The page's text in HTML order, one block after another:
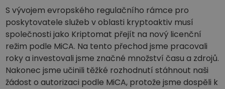
S vývojem evropského regulačního rámce pro
poskytovatele služeb v oblasti kryptoaktiv musí
společnosti jako Kriptomat přejít na nový licenční
režim podle MiCA. Na tento přechod jsme pracovali
roky a investovali jsme značné množství času a zdrojů.
Nakonec jsme učinili těžké rozhodnutí stáhnout naši
žádost o autorizaci podle MiCA, protože jsme dospěli k